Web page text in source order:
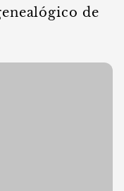
de